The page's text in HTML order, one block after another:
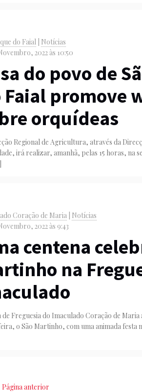
do Faial Notícias
2022 às 10:50
do povo de
Faial promove
orquídeas
Regional de Agricultura, através da
irá realizar, amanhã, pelas 15 horas, na
Coração de Maria Notícias
2022 às 9:43
centena
na
de Freguesia do Imaculado Coração de
o São Martinho, com uma animada festa
Página anterior